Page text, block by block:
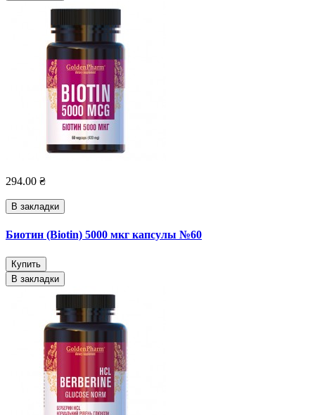
294.00 ₴
В закладки
Биотин (Biotin) 5000 мкг капсулы №60
Купить
В закладки